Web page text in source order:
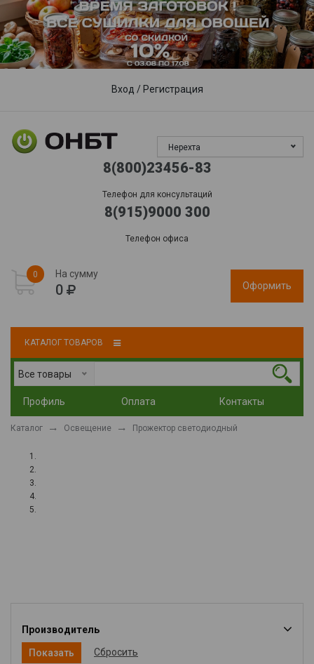
Пункты выдачи Доставка Гарантия, сервис
Обработка заказов:
пн-пт: 09:00 - 17:00,сб-вс: выходной
Вход / Регистрация
Нерехта
8(800)23456-83
Телефон для консультаций
8(915)9000 300
Телефон офиса
0 На сумму
0 Оформить
КАТАЛОГ ТОВАРОВ
Все товары
Профиль Оплата Контакты
Каталог Освещение Прожектор светодиодный
Производитель
Сбросить